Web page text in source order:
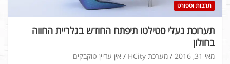
תרבות וספורט
תערוכת נעלי סטילטו תיפתח החודש בגלריית החווה
בחולון
מאי 31, 2016 מערכת HCity אין עדיין טוקבקים